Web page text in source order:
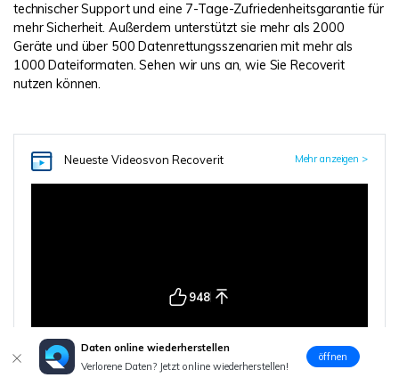
technischer Support und eine 7-Tage-Zufriedenheitsgarantie für
mehr Sicherheit. Außerdem unterstützt sie mehr als 2000
Geräte und über 500 Datenrettungsszenarien mit mehr als
1000 Dateiformaten. Sehen wir uns an, wie Sie Recoverit
nutzen können.
Neueste Videosvon Recoverit Mehr anzeigen >
Daten online wiederherstellen
Verlorene Daten? Jetzt online wiederherstellen!
öffnen
948